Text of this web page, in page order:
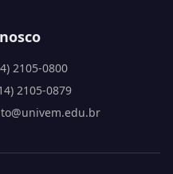
2105-0800
2105-0879